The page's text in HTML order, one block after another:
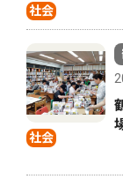
社会
社会